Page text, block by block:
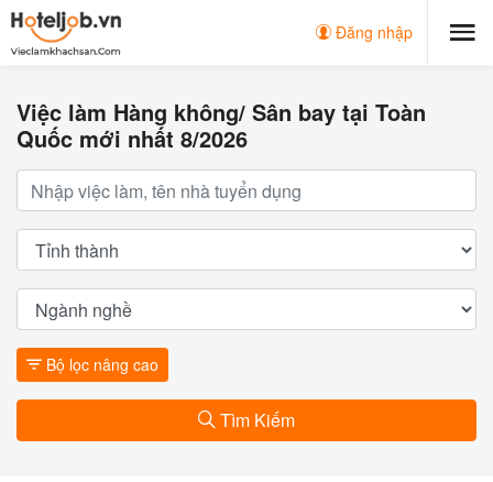
Đăng nhập
Việc làm Hàng không/ Sân bay tại Toàn
Quốc mới nhất 8/2026
Bộ lọc nâng cao
Tìm Kiếm